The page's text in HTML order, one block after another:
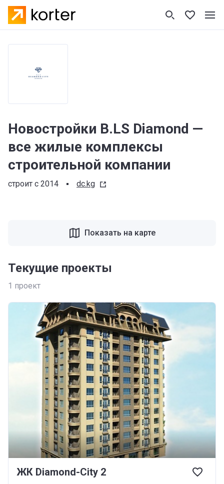
Новостройки B.LS Diamond —
все жилые комплексы
строительной компании
строит с 2014 dc.kg
Текущие проекты
1 проект
Показать на карте
ЖК Diamond-City 2